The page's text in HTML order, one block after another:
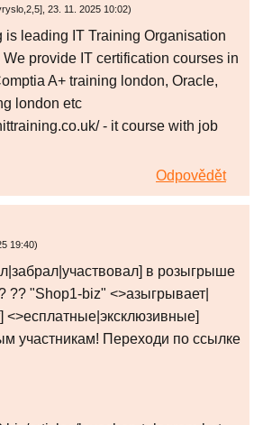
, 23. 11. 2025 10:02)
is leading IT Training Organisation
provide IT certification courses in
A+ training london, Oracle,
london etc
- it course with job
Odpovědět
19:40)
в розыгрыше
?? "Shop1-biz" <>азыгрывает|
<>есплатные|эксклюзивные]
участникам! Переходи по ссылке